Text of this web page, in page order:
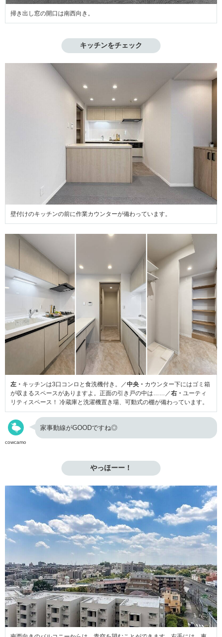
掃き出し窓の開口は南西向き。
キッチンをチェック
壁付けのキッチンの前に作業カウンターが備わっています。
左・ キッチンは3口コンロと食洗機付き。／中央・ カウンター下にはゴミ箱
が収まるスペースがありますよ。正面の引き戸の中は……／右・ ユーティ
リティスペース！ 冷蔵庫と洗濯機置き場、可動式の棚が備わっています。
cowcamo
家事動線がGOODですね◎
やっほーー！